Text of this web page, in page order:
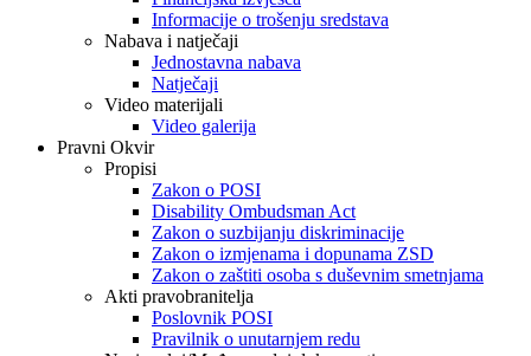
Informacije o trošenju sredstava
Nabava i natječaji
Jednostavna nabava
Natječaji
Video materijali
Video galerija
Pravni Okvir
Propisi
Zakon o POSI
Disability Ombudsman Act
Zakon o suzbijanju diskriminacije
Zakon o izmjenama i dopunama ZSD
Zakon o zaštiti osoba s duševnim smetnjama
Akti pravobranitelja
Poslovnik POSI
Pravilnik o unutarnjem redu